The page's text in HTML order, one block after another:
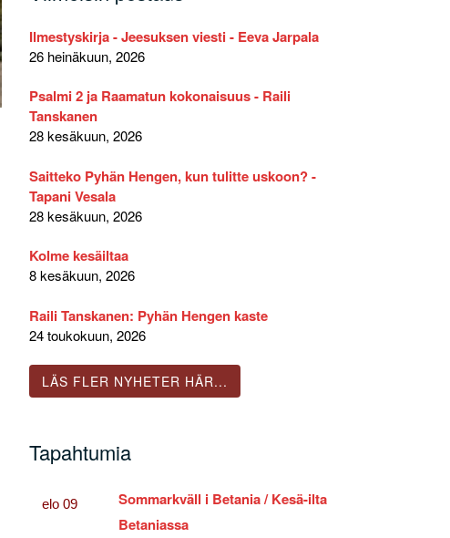
Ilmestyskirja - Jeesuksen viesti - Eeva Jarpala
26 heinäkuun, 2026
Psalmi 2 ja Raamatun kokonaisuus - Raili
Tanskanen
28 kesäkuun, 2026
Saitteko Pyhän Hengen, kun tulitte uskoon? -
Tapani Vesala
28 kesäkuun, 2026
Kolme kesäiltaa
8 kesäkuun, 2026
Raili Tanskanen: Pyhän Hengen kaste
24 toukokuun, 2026
LÄS FLER NYHETER HÄR...
Tapahtumia
elo09
Sommarkväll i Betania / Kesä-ilta
Betaniassa